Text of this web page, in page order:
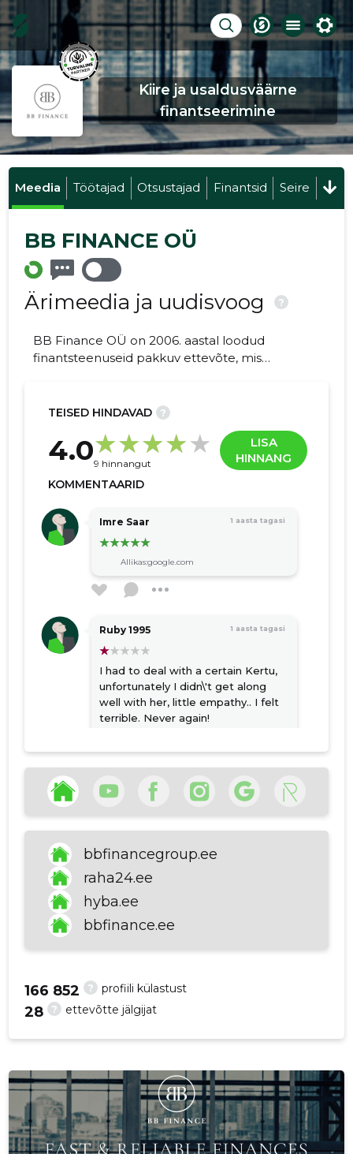
Kiire ja usaldusväärne
finantseerimine
Meedia Töötajad Otsustajad Finantsid Seire
BB FINANCE OÜ
Ärimeedia ja uudisvoog ?
BB Finance OÜ on 2006. aastal loodud
finantsteenuseid pakkuv ettevõte, mis
HyBa. Raha24 pakub traditsioonilist
tagatiseta väikelaenu ning HyBa keskendub
krediidiliini võimalusele.
TEISED HINDAVAD ?
4.09 hinnangut
LISA
HINNANG
KOMMENTAARID
Imre Saar 1 aasta tagasi
Allikas:google.com
Ruby 1995 1 aasta tagasi
I had to deal with a certain Kertu,
unfortunately I didn\'t get along
well with her, little empathy.. I felt
terrible. Never again!
Allikas:google.com
bbfinancegroup.ee
raha24.ee
hyba.ee
bbfinance.ee
? profiili külastust
166 852
? ettevõtte jälgijat
28